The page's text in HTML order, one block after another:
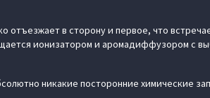
отъезжает в сторону и первое, что
ионизатором и аромадиффузором с
никакие посторонние химические